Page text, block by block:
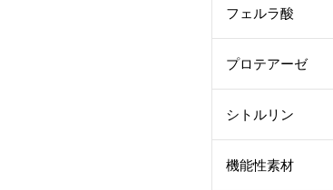
フェルラ酸
プロテアーゼ
シトルリン
機能性素材